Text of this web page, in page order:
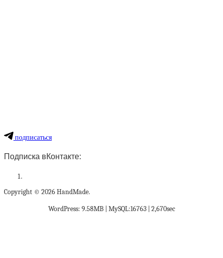
подписаться
Подписка вКонтакте:
Copyright © 2026 HandMade.
WordPress: 9.58MB | MySQL:16763 | 2,670sec